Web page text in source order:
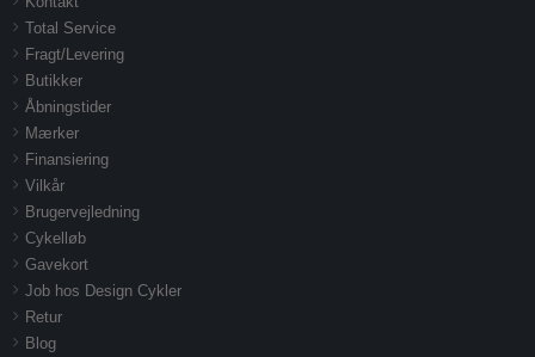
Total Service
Fragt/Levering
Butikker
Åbningstider
Mærker
Finansiering
Vilkår
Brugervejledning
Cykelløb
Gavekort
Job hos Design Cykler
Retur
Blog